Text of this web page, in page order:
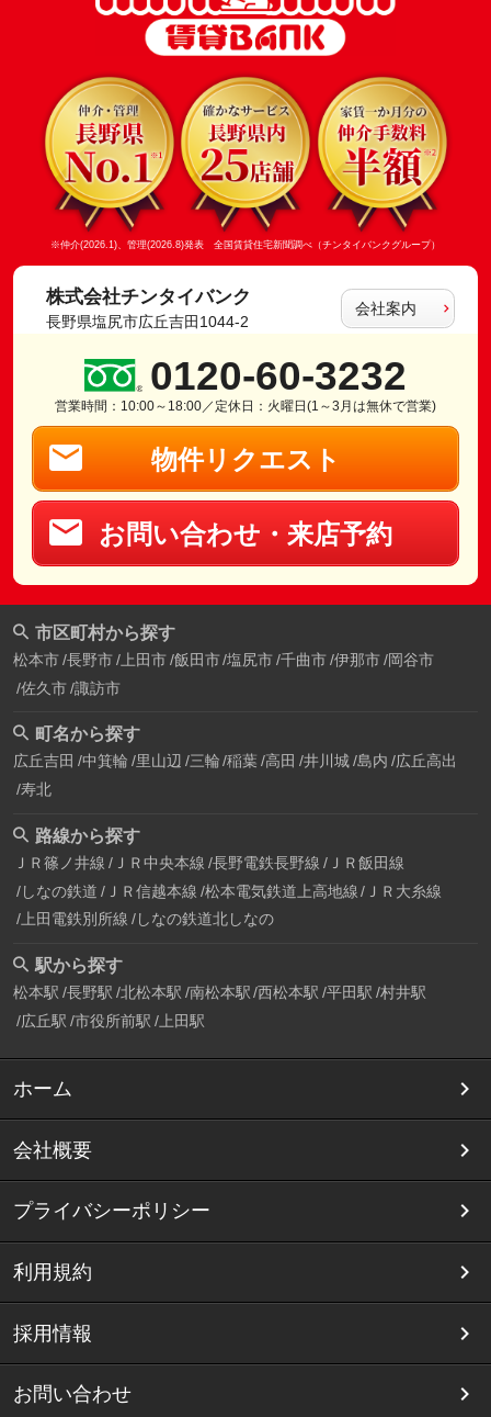
※仲介(2026.1)、管理(2026.8)発表 全国賃貸住宅新聞調べ（チンタイバンクグループ）
株式会社チンタイバンク
長野県塩尻市広丘吉田1044-2
会社案内
0120-60-3232
営業時間：10:00～18:00／定休日：火曜日(1～3月は無休で営業)
物件リクエスト
お問い合わせ・来店予約
市区町村から探す
松本市 長野市 上田市 飯田市 塩尻市 千曲市 伊那市 岡谷市
佐久市 諏訪市
町名から探す
広丘吉田 中箕輪 里山辺 三輪 稲葉 高田 井川城 島内 広丘高出
寿北
路線から探す
ＪＲ篠ノ井線 ＪＲ中央本線 長野電鉄長野線 ＪＲ飯田線
しなの鉄道 ＪＲ信越本線 松本電気鉄道上高地線
ＪＲ大糸線
上田電鉄別所線 しなの鉄道北しなの
駅から探す
松本駅 長野駅 北松本駅 南松本駅 西松本駅 平田駅 村井駅
広丘駅 市役所前駅 上田駅
ホーム
会社概要
プライバシーポリシー
利用規約
採用情報
お問い合わせ